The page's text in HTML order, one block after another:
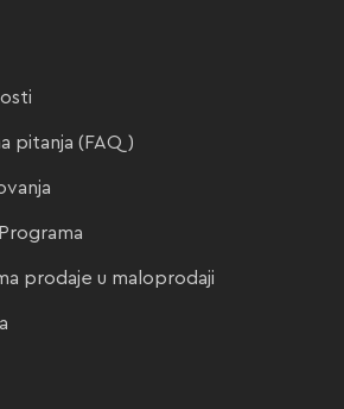
pitanja (FAQ)
prodaje u maloprodaji